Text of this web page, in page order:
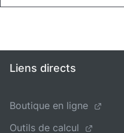
Liens directs
Boutique en ligne
Outils de calcul